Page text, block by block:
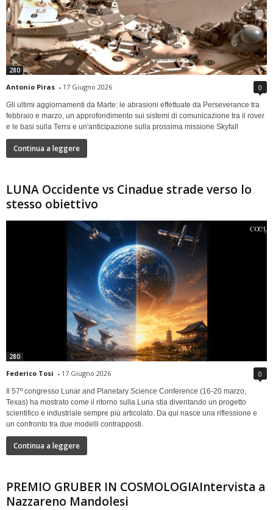
280
Antonio Piras - 17 Giugno 2026 0
Gli ultimi aggiornamenti da Marte: le abrasioni effettuate da Perseverance tra
febbraio e marzo, un approfondimento sui sistemi di comunicazione tra il rover
e le basi sulla Terra e un'anticipazione sulla prossima missione Skyfall
Continua a leggere
LUNA Occidente vs Cinadue strade verso lo
stesso obiettivo
280
Federico Tosi - 17 Giugno 2026 0
Il 57º congresso Lunar and Planetary Science Conference (16-20 marzo,
Texas) ha mostrato come il ritorno sulla Luna stia diventando un progetto
scientifico e industriale sempre più articolato. Da qui nasce una riflessione e
un confronto tra due modelli contrapposti.
Continua a leggere
PREMIO GRUBER IN COSMOLOGIAIntervista a
Nazzareno Mandolesi